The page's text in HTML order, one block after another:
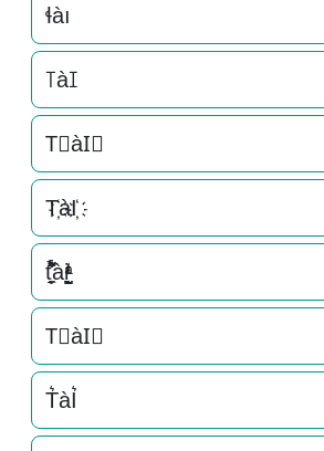
ɬàı
꓄àꀤ
T⃟àI⃟
T҉àI҉
t̘̟̼̉̈́͐͋͌̊ài̞̟̫̺ͭ̒ͭͣ
T⃗àI⃗
T͛àI͛